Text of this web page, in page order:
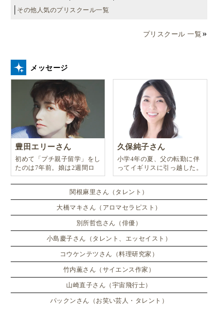
その他人気のプリスクール一覧
プリスクール 一覧
メッセージ
豊田エリーさん
初めて「プチ親子留学」をし
たのは7年前。娘は2週間ロ
ンドンのサマースクールに通
い、英語劇に挑戦したり、
久保純子さん
小学4年の夏、父の転勤に伴
ってイギリスに引っ越した。
関根麻里さん（タレント）
大橋マキさん（アロマセラピスト）
別所哲也さん（俳優）
小島慶子さん（タレント、エッセイスト）
コウケンテツさん（料理研究家）
竹内薫さん（サイエンス作家）
山崎直子さん（宇宙飛行士）
パックンさん（お笑い芸人・タレント）